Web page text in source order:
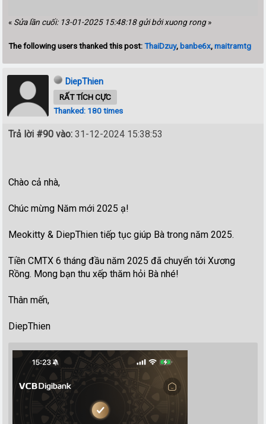
« Sửa lần cuối: 13-01-2025 15:48:18 gửi bởi xuong rong»
The following users thanked this post:ThaiDzuy, banbe6x,maitramtg
DiepThien
RẤT TÍCH CỰC
Thanked: 180 times
Trả lời #90 vào: 31-12-2024 15:38:53
Chào cả nhà,
Chúc mừng Năm mới 2025 ạ!
Meokitty & DiepThien tiếp tục giúp Bà trong năm 2025.
Tiền CMTX 6 tháng đầu năm 2025 đã chuyển tới Xương
Rồng. Mong bạn thu xếp thăm hỏi Bà nhé!
Thân mến,
DiepThien